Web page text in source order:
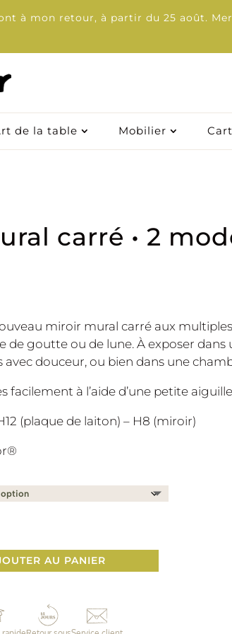
à mon retour, à partir du 25 août.
de la table Mobilier
de la table Mobilier
carré • 2
miroir mural carré aux
de goutte ou de lune. À exposer dans
avec douceur, ou bien dans une
facilement à l’aide d’une petite
(plaque de laiton) – H8 (miroir)
AU PANIER